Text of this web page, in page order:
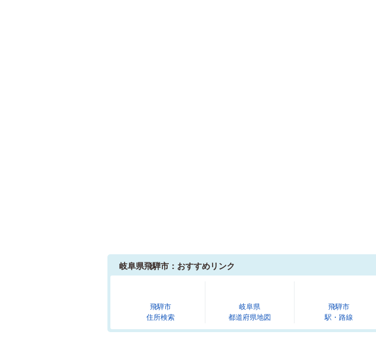
岐阜県飛騨市：おすすめリンク
飛騨市
住所検索
岐阜県
都道府県地図
飛騨市
駅・路線